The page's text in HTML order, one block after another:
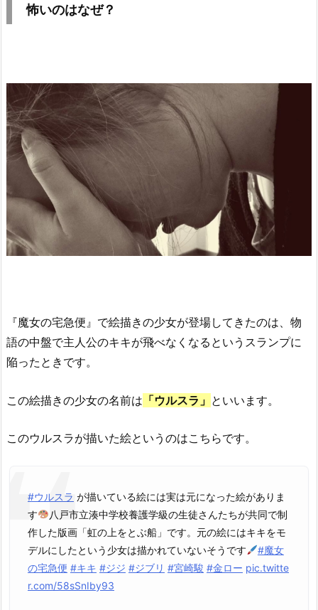
怖いのはなぜ？
『魔女の宅急便』で絵描きの少女が登場してきたのは、物
語の中盤で主人公のキキが飛べなくなるというスランプに
陥ったときです。
この絵描きの少女の名前は 「ウルスラ」 といいます。
このウルスラが描いた絵というのはこちらです。
#ウルスラ が描いている絵には実は元になった絵がありま
す
八戸市立湊中学校養護学級の生徒さんたちが共同で制
作した版画「虹の上をとぶ船」です。元の絵にはキキをモ
デルにしたという少女は描かれていないそうです
#魔女
の宅急便 #キキ #ジジ #ジブリ #宮崎駿 #金ロー pic.twitte
r.com/58sSnIby93